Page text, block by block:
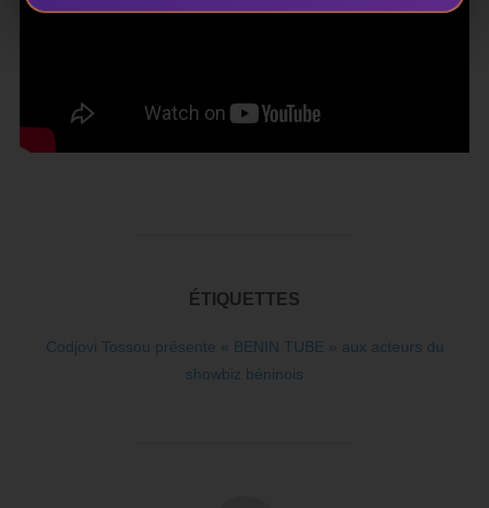
ÉTIQUETTES
Codjovi Tossou présente « BENIN TUBE » aux acteurs du
showbiz béninois